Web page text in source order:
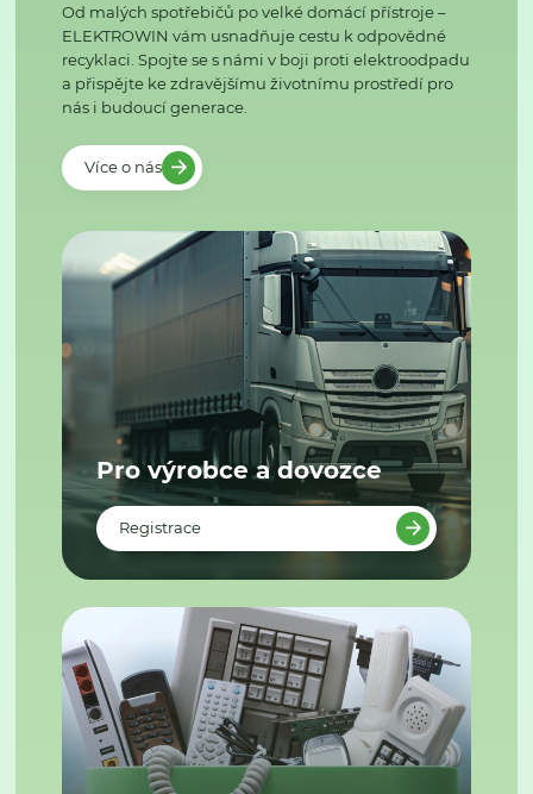
Od malých spotřebičů po velké domácí přístroje –
ELEKTROWIN vám usnadňuje cestu k odpovědné
recyklaci. Spojte se s námi v boji proti elektroodpadu
a přispějte ke zdravějšímu životnímu prostředí pro
nás i budoucí generace.
Více o nás
Pro výrobce a dovozce
Registrace